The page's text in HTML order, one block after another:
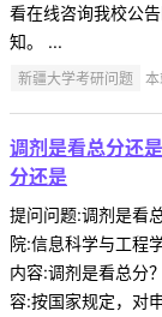
看在线咨询我校公
知。 ...
新疆大学考研问题
调剂是看总分还
分还是
提问问题:调剂是看
院:信息科学与工
内容:调剂是看总分
容:按国家规定，对